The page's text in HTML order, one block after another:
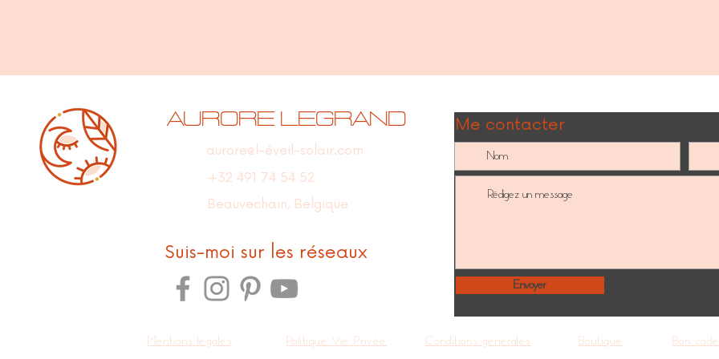
Aurore Legrand
aurore@l-éveil-solair.com
+32 491 74 54 52
Beauvechain, Belgique
Suis-moi sur les réseaux
Me contacter
Envoyer
Mentions légales Politique Vie Privée Conditions générales Boutique Bon